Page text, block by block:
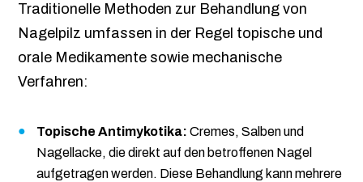
Traditionelle Methoden zur Behandlung von
Nagelpilz umfassen in der Regel topische und
orale Medikamente sowie mechanische
Verfahren:
Topische Antimykotika: Cremes, Salben und
Nagellacke, die direkt auf den betroffenen Nagel
aufgetragen werden. Diese Behandlung kann mehrere